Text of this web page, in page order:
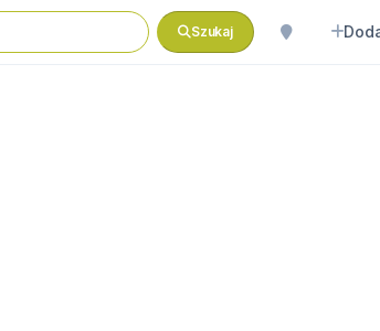
Szukaj